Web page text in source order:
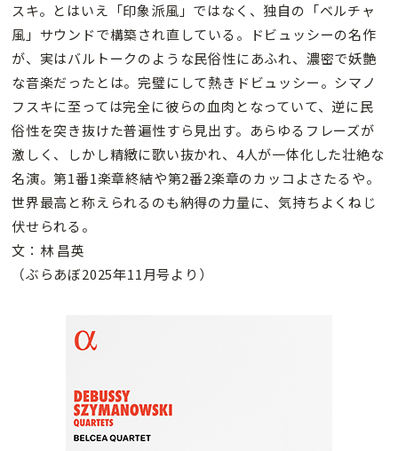
スキ。とはいえ「印象派風」ではなく、独自の「ベルチャ
風」サウンドで構築され直している。ドビュッシーの名作
が、実はバルトークのような民俗性にあふれ、濃密で妖艶
な音楽だったとは。完璧にして熱きドビュッシー。シマノ
フスキに至っては完全に彼らの血肉となっていて、逆に民
俗性を突き抜けた普遍性すら見出す。あらゆるフレーズが
激しく、しかし精緻に歌い抜かれ、4人が一体化した壮絶な
名演。第1番1楽章終結や第2番2楽章のカッコよさたるや。
世界最高と称えられるのも納得の力量に、気持ちよくねじ
伏せられる。
文：林 昌英
（ぶらあぼ2025年11月号より）